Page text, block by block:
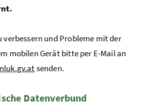
verbessern und Probleme mit der
mobilen Gerät bitte per E-Mailan
senden.
Datenverbund